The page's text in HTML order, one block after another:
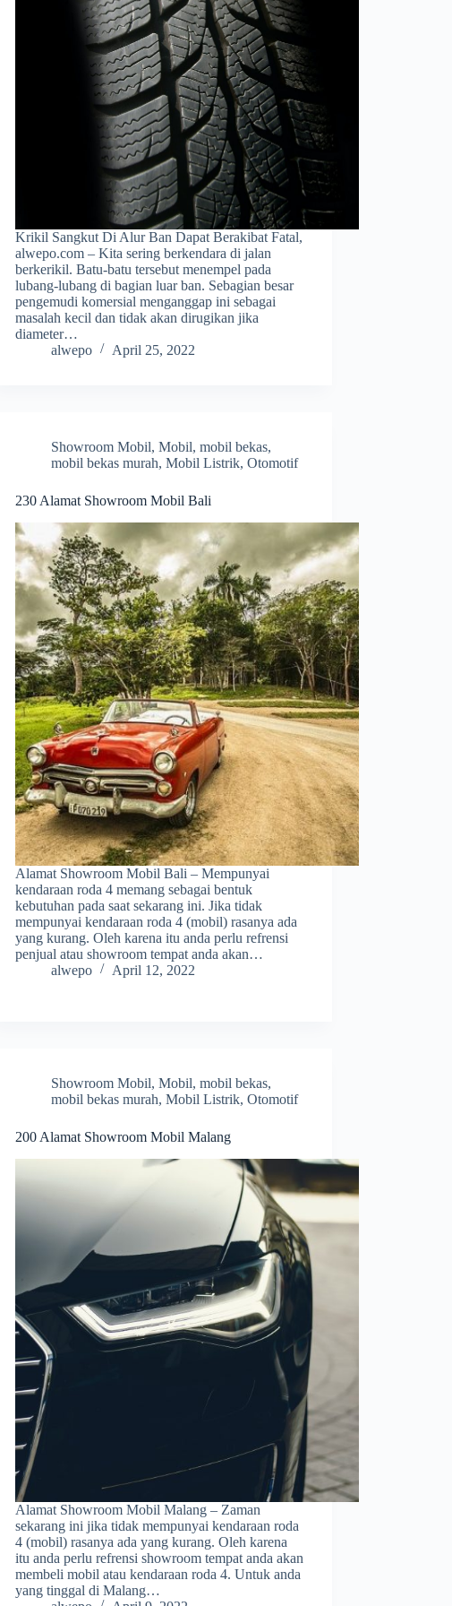
Krikil Sangkut Di Alur Ban Dapat Berakibat Fatal,
alwepo.com – Kita sering berkendara di jalan
berkerikil. Batu-batu tersebut menempel pada
lubang-lubang di bagian luar ban. Sebagian besar
pengemudi komersial menganggap ini sebagai
masalah kecil dan tidak akan dirugikan jika
diameter…
alwepo
April 25, 2022
Showroom Mobil,Mobil,mobil bekas,
mobil bekas murah,Mobil Listrik,Otomotif
230 Alamat Showroom Mobil Bali
Alamat Showroom Mobil Bali – Mempunyai
kendaraan roda 4 memang sebagai bentuk
kebutuhan pada saat sekarang ini. Jika tidak
mempunyai kendaraan roda 4 (mobil) rasanya ada
yang kurang. Oleh karena itu anda perlu refrensi
penjual atau showroom tempat anda akan…
alwepo
April 12, 2022
Showroom Mobil,Mobil,mobil bekas,
mobil bekas murah,Mobil Listrik,Otomotif
200 Alamat Showroom Mobil Malang
Alamat Showroom Mobil Malang – Zaman
sekarang ini jika tidak mempunyai kendaraan roda
4 (mobil) rasanya ada yang kurang. Oleh karena
itu anda perlu refrensi showroom tempat anda akan
membeli mobil atau kendaraan roda 4. Untuk anda
yang tinggal di Malang…